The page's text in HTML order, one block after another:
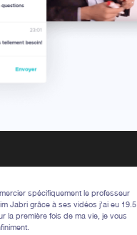
spécifiquement le professeur
Jabri grâce à ses vidéos j'ai eu 19.5
la première fois de ma vie, je vous